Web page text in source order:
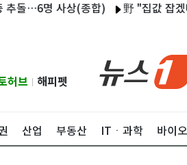
사상(종합) 野 "집값 잡겠다며 국민
허브 해피펫
산업 부동산 ITㆍ과학 바이오